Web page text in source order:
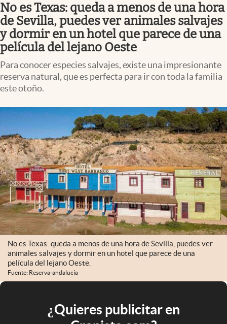
No es Texas: queda a menos de una hora
de Sevilla, puedes ver animales salvajes
y dormir en un hotel que parece de una
película del lejano Oeste
Para conocer especies salvajes, existe una impresionante
reserva natural, que es perfecta para ir con toda la familia
este otoño.
No es Texas: queda a menos de una hora de Sevilla, puedes ver
animales salvajes y dormir en un hotel que parece de una
película del lejano Oeste.
Fuente: Reserva-andalucía
¿Quieres publicitar en